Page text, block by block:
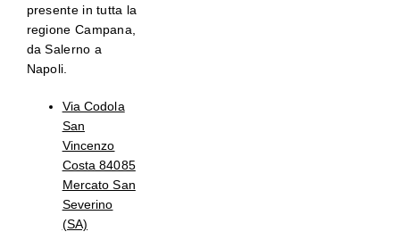
presente in tutta la
regione Campana,
da Salerno a
Napoli.
Via Codola
San
Vincenzo
Costa 84085
Mercato San
Severino
(SA)